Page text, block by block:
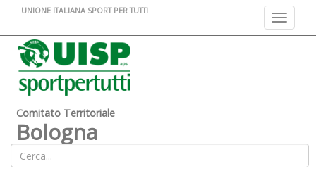
Toggle
UNIONE ITALIANA SPORT PER TUTTI
Comitato Territoriale
Bologna